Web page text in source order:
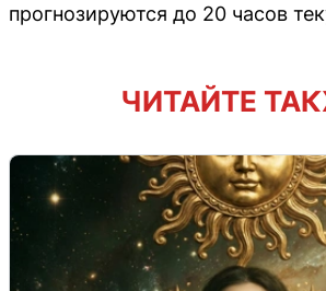
прогнозируются до 20 часов
ЧИТАЙТЕ